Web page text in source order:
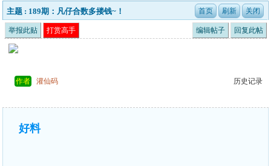
主题 : 189期：凡仔合数多搂钱~！
举报此贴 打赏高手 编辑帖子 回复此帖
作者 灌仙码 历史记录
好料